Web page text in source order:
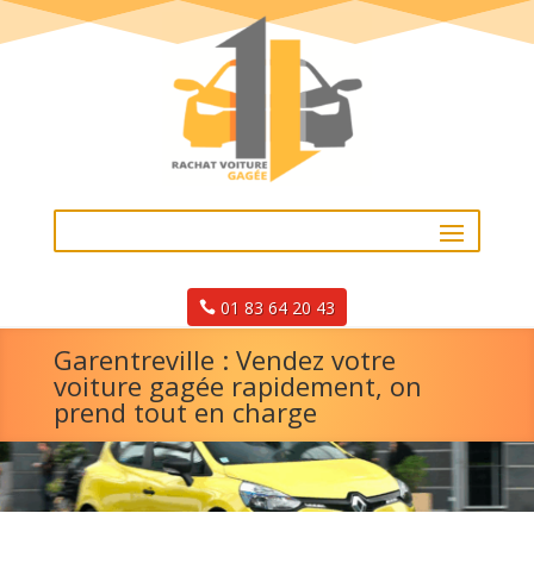
01 83 64 20 43
Garentreville : Vendez votre
voiture gagée rapidement, on
prend tout en charge